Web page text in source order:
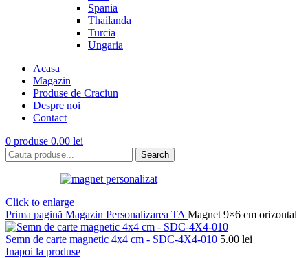
Spania
Thailanda
Turcia
Ungaria
Acasa
Magazin
Produse de Craciun
Despre noi
Contact
0 produse 0.00 lei
Search
Click to enlarge
Prima pagină Magazin Personalizarea TA Magnet 9×6 cm orizontal
Semn de carte magnetic 4x4 cm - SDC-4X4-010 5.00 lei
Inapoi la produse